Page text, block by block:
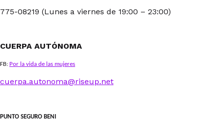
775-08219 (Lunes a viernes de 19:00 – 23:00)
CUERPA AUTÓNOMA
FB: Por la vida de las mujeres
cuerpa.autonoma@riseup.net
PUNTO SEGURO BENI